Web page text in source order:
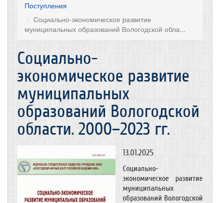
Поступления
Социально-экономическое развитие
муниципальных образований Вологодской обла...
Социально-
экономическое развитие
муниципальных
образований Вологодской
области. 2000–2023 гг.
13.01.2025
Социально-
экономическое развитие
муниципальных
образований Вологодской